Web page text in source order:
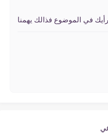
رأيك في الموضوع فذالك يهمنا